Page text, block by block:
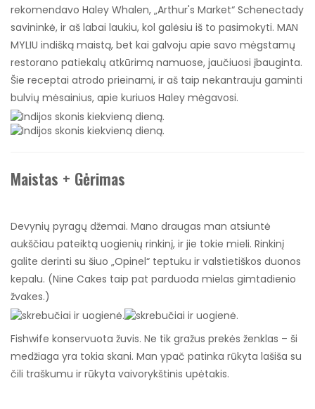
rekomendavo Haley Whalen, „Arthur's Market“ Schenectady
savininkė, ir aš labai laukiu, kol galėsiu iš to pasimokyti. MAN
MYLIU indišką maistą, bet kai galvoju apie savo mėgstamų
restorano patiekalų atkūrimą namuose, jaučiuosi įbauginta.
Šie receptai atrodo prieinami, ir aš taip nekantrauju gaminti
bulvių mėsainius, apie kuriuos Haley mėgavosi.
Maistas + Gėrimas
Devynių pyragų džemai. Mano draugas man atsiuntė
aukščiau pateiktą uogienių rinkinį, ir jie tokie mieli. Rinkinį
galite derinti su šiuo „Opinel“ teptuku ir valstietiškos duonos
kepalu. (Nine Cakes taip pat parduoda mielas gimtadienio
žvakes.)
Fishwife konservuota žuvis. Ne tik gražus prekės ženklas – ši
medžiaga yra tokia skani. Man ypač patinka rūkyta lašiša su
čili traškumu ir rūkyta vaivorykštinis upėtakis.